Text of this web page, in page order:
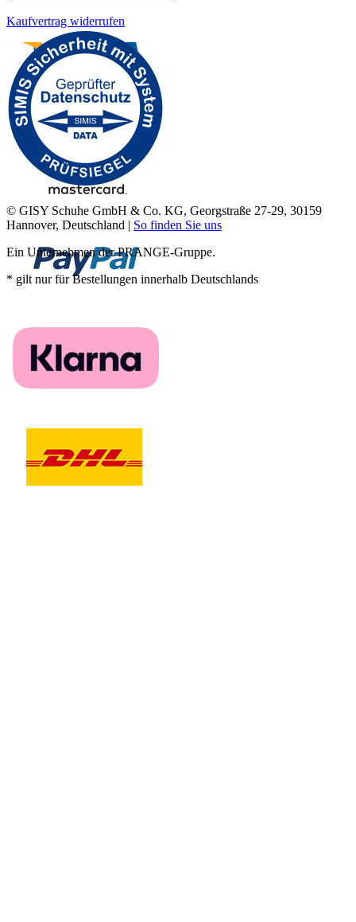
Kaufvertrag widerrufen
© GISY Schuhe GmbH & Co. KG, Georgstraße 27-29, 30159
Hannover, Deutschland | So finden Sie uns
Ein Unternehmen der PRANGE-Gruppe.
* gilt nur für Bestellungen innerhalb Deutschlands